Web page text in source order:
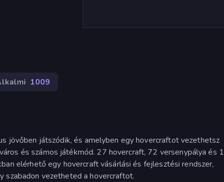
1009
jövőben játszódik, és amelyben egy hovercraftot vezethetsz
és számos játékmód. 27 hovercraft, 72 versenypálya és 1
elérhető egy hovercraft vásárlási és fejlesztési rendszer,
szabadon vezetheted a hovercraftot.